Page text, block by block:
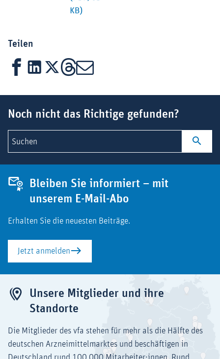
KB)
Teilen
FacebookLinkedIn
X Threads
Mail
Noch nicht das Richtige gefunden?
Suchen
Bleiben Sie informiert – mit
unserem E-Mail-Abo
Erhalten Sie die neuesten Beiträge.
Jetzt anmelden
Unsere Mitglieder und ihre
Standorte
Die Mitglieder des vfa stehen für mehr als die Hälfte des
deutschen Arzneimittelmarktes und beschäftigen in